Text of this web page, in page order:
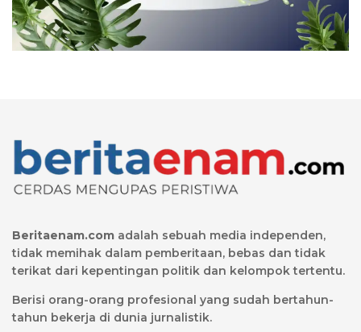
Beritaenam.com adalah sebuah media independen,
tidak memihak dalam pemberitaan, bebas dan tidak
terikat dari kepentingan politik dan kelompok tertentu.
Berisi orang-orang profesional yang sudah bertahun-
tahun bekerja di dunia jurnalistik.